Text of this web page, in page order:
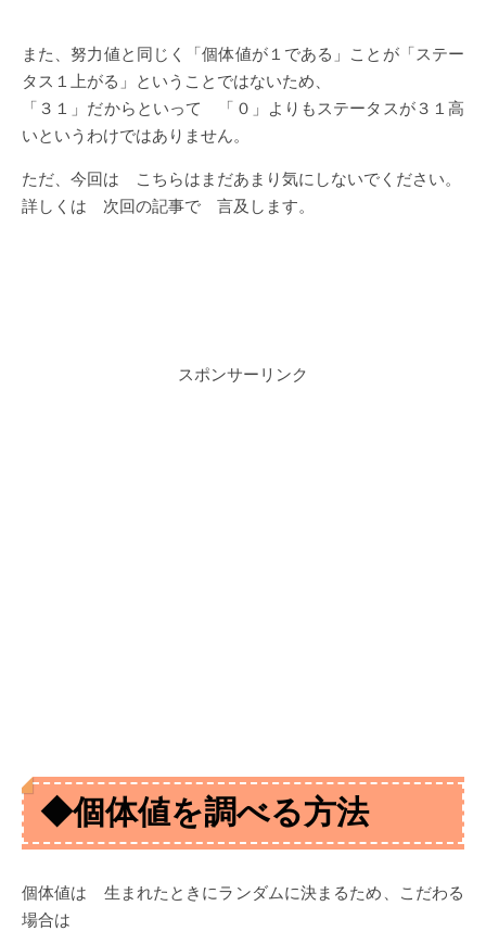
また、努力値と同じく「個体値が１である」ことが「ステー
タス１上がる」ということではないため、
「３１」だからといって 「０」よりもステータスが３１高
いというわけではありません。
ただ、今回は こちらはまだあまり気にしないでください。
詳しくは 次回の記事で 言及します。
スポンサーリンク
◆個体値を調べる方法
個体値は 生まれたときにランダムに決まるため、こだわる
場合は